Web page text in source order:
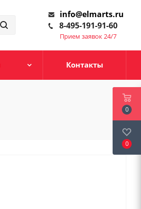
info@elmarts.ru
8-495-191-91-60
Прием заявок 24/7
Контакты
0
0